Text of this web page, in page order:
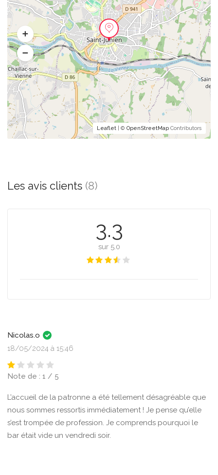
Leaflet | © OpenStreetMap Contributors
Les avis clients (8)
3.3
sur 5.0
Nicolas.o
18/05/2024 à 15:46
Note de : 1 / 5
L’accueil de la patronne a été tellement désagréable que
nous sommes ressortis immédiatement ! Je pense qu’elle
s’est trompée de profession. Je comprends pourquoi le
bar était vide un vendredi soir.